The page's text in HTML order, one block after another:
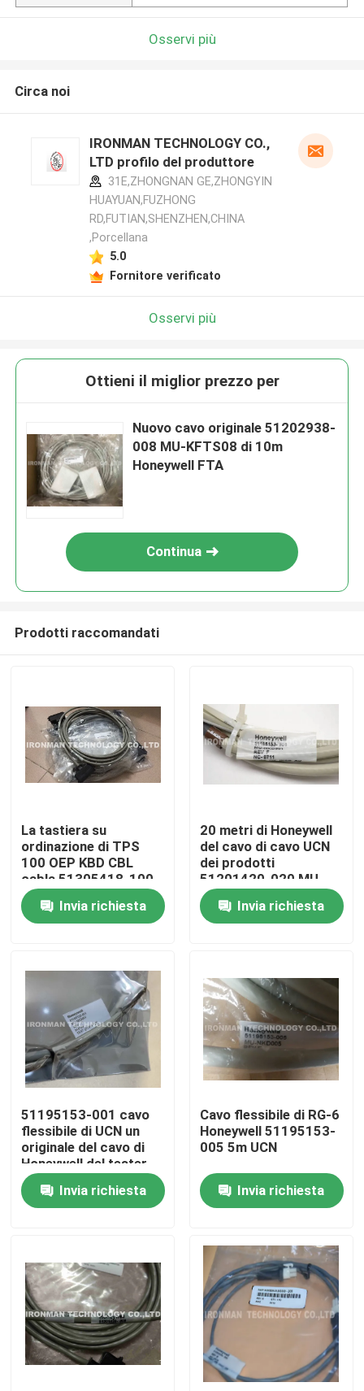
Casa
Chi siamo
Contatti
Prodotti
Modulo di controllo dello SpA
Modulo dello SpA di Honeywell
Modulo di Honeywell FSC
Honeywell cabla i prodotti
Pacchetto della batteria di Honeywell
Osservi più
Circa noi
IRONMAN TECHNOLOGY CO.,
LTD profilo del produttore
31E,ZHONGNAN GE,ZHONGYIN
HUAYUAN,FUZHONG
RD,FUTIAN,SHENZHEN,CHINA
,Porcellana
5.0
Fornitore verificato
Osservi più
Ottieni il miglior prezzo per
Nuovo cavo originale 51202938-
008 MU-KFTS08 di 10m
Honeywell FTA
Continua
Prodotti raccomandati
La tastiera su
ordinazione di TPS
100 OEP KBD CBL
cabla 51305418-100
Honeywell
Invia richiesta
20 metri di Honeywell
del cavo di cavo UCN
dei prodotti
51201420-020 MU-
KFTA20 FTA
Invia richiesta
51195153-001 cavo
flessibile di UCN un
originale del cavo di
Honeywell del tester
nuovo
Invia richiesta
Cavo flessibile di RG-6
Honeywell 51195153-
005 5m UCN
Invia richiesta